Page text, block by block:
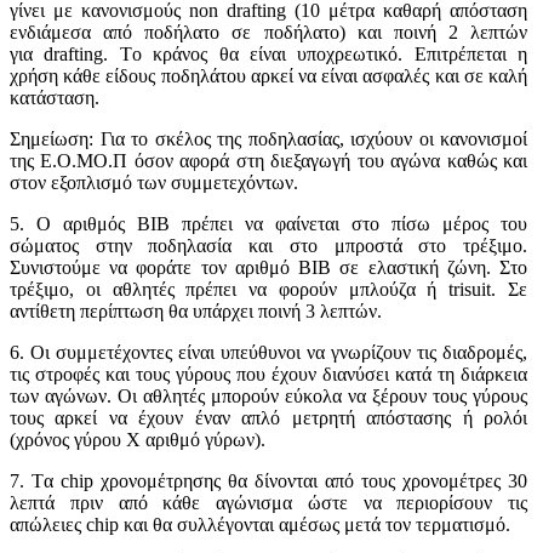
γίνει με κανονισμούς non drafting (10 μέτρα καθαρή απόσταση
ενδιάμεσα από ποδήλατο σε ποδήλατο) και ποινή 2 λεπτών
για drafting. Tο κράνος θα είναι υποχρεωτικό. Επιτρέπεται η
χρήση κάθε είδους ποδηλάτου αρκεί να είναι ασφαλές και σε καλή
κατάσταση.
Σημείωση: Για το σκέλος της ποδηλασίας, ισχύουν οι κανονισμοί
της Ε.Ο.ΜΟ.Π όσον αφορά στη διεξαγωγή του αγώνα καθώς και
στον εξοπλισμό των συμμετεχόντων.
5. Ο αριθμός ΒΙΒ πρέπει να φαίνεται στο πίσω μέρος του
σώματος στην ποδηλασία και στο μπροστά στο τρέξιμο.
Συνιστούμε να φοράτε τον αριθμό ΒΙΒ σε ελαστική ζώνη. Στο
τρέξιμο, οι αθλητές πρέπει να φορούν μπλούζα ή trisuit. Σε
αντίθετη περίπτωση θα υπάρχει ποινή 3 λεπτών.
6. Οι συμμετέχοντες είναι υπεύθυνοι να γνωρίζουν τις διαδρομές,
τις στροφές και τους γύρους που έχουν διανύσει κατά τη διάρκεια
των αγώνων. Οι αθλητές μπορούν εύκολα να ξέρουν τους γύρους
τους αρκεί να έχουν έναν απλό μετρητή απόστασης ή ρολόι
(χρόνος γύρου Χ αριθμό γύρων).
7. Tα chip χρονομέτρησης θα δίνονται από τους χρονομέτρες 30
λεπτά πριν από κάθε αγώνισμα ώστε να περιορίσουν τις
απώλειες chip και θα συλλέγονται αμέσως μετά τον τερματισμό.